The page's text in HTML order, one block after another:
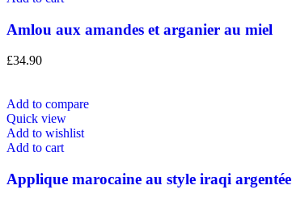
Amlou aux amandes et arganier au miel
£34.90
Add to compare
Quick view
Add to wishlist
Add to cart
Applique marocaine au style iraqi argentée